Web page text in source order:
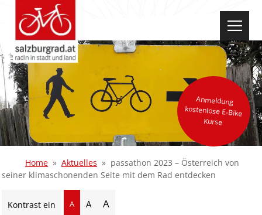
Anmeldung
kostenlose E-Bike
Kurse
Home Aktuelles
passathon 2023 – Österreich von
seiner klimaschonenden Seite mit dem Rad entdecken
Kontrast ein A A A